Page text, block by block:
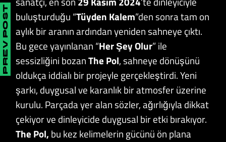
buluşturduğu “Tüyden Kalem”den sonra tam on
aylık bir aranın ardından yeniden sahneye çıktı.
Bu gece yayınlanan “Her Şey Olur” ile
sessizliğini bozanThe Pol, sahneye dönüşünü
oldukça iddialı bir projeyle gerçekleştirdi. Yeni
şarkı, duygusal ve karanlık bir atmosfer üzerine
kurulu. Parçada yer alan sözler, ağırlığıyla dikkat
çekiyor ve dinleyicide duygusal bir etki bırakıyor.
The Pol, bu kez kelimelerin gücünü ön plana
PREV POST